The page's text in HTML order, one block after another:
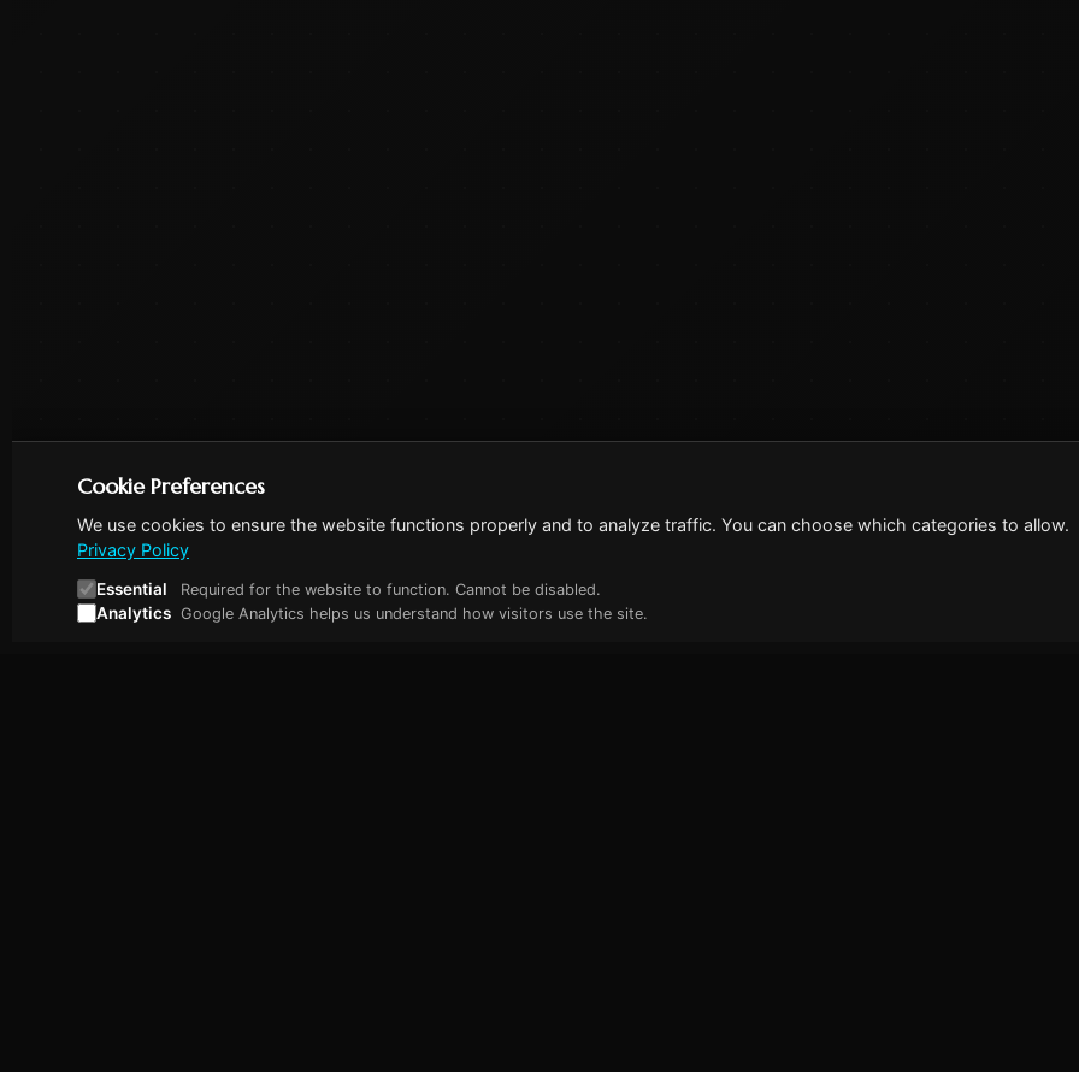
Cookie Preferences
We use cookies to ensure the website functions properly and to analyze traffic. You can choose which categories to allow.
Privacy Policy
Essential Required for the website to function. Cannot be disabled.
Analytics Google Analytics helps us understand how visitors use the site.